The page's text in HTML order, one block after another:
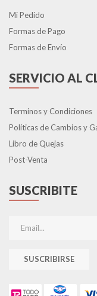
Mi Pedido
Formas de Pago
Formas de Envío
SERVICIO AL
Terminos y Condiciones
Políticas de Cambios y
Libro de Quejas
Post-Venta
SUSCRIBITE
SUSCRIBIRSE